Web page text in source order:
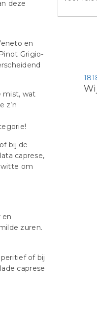
deze
en
Grigio-
mist, wat
z’n
bij de
caprese,
om
en
zuren.
of bij
caprese